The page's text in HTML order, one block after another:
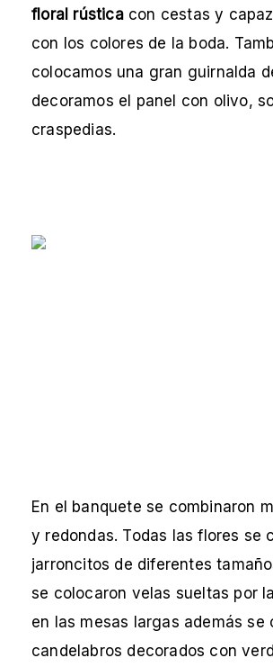
floral rústicacon cestas y
con los colores de la boda.
colocamos una gran guirnalda
decoramos el panel con olivo,
craspedias.
En el banquete se combinaron
y redondas. Todas las flores se
jarroncitos de diferentes
se colocaron velas sueltas por
en las mesas largas además se
candelabros decorados con